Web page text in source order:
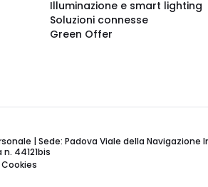
Illuminazione e smart lighting
Soluzioni connesse
Green Offer
| Sede: Padova Viale della
44121bis